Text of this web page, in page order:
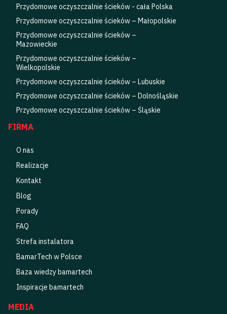
Przydomowe oczyszczalnie ścieków - cała Polska
Przydomowe oczyszczalnie ścieków – Małopolskie
Przydomowe oczyszczalnie ścieków –
Mazowieckie
Przydomowe oczyszczalnie ścieków –
Wielkopolskie
Przydomowe oczyszczalnie ścieków – Lubuskie
Przydomowe oczyszczalnie ścieków – Dolnośląskie
Przydomowe oczyszczalnie ścieków – Śląskie
FIRMA
O nas
Realizacje
Kontakt
Blog
Porady
FAQ
Strefa instalatora
BamarTech w Polsce
Baza wiedzy bamartech
Inspiracje bamartech
MEDIA